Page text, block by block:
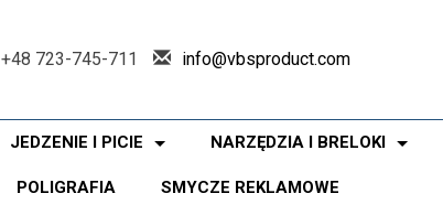
+48 723-745-711 info@vbsproduct.com
JEDZENIE I PICIE NARZĘDZIA I BRELOKI
POLIGRAFIA SMYCZE REKLAMOWE